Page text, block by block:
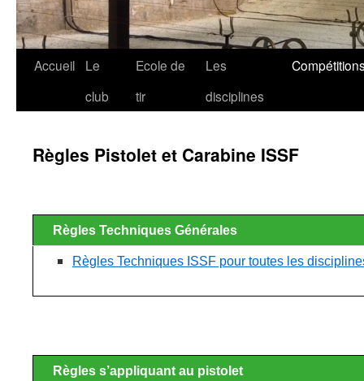
Aller
Accueil
Le
club
Ecole de
tir
Les
disciplines
Règles Pistolet et Carabine ISSF
Règles Techniques Générales
Règles Techniques ISSF pour toutes les
Règles s’appliquant au pistolet